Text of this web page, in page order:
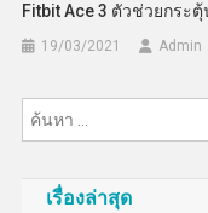
Fitbit Ace 3 ตัวช่วยกระ
19/03/2021 Admin
เรื่องล่าสุด